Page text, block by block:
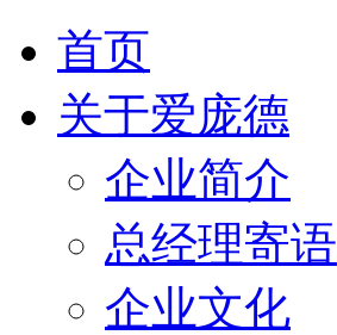
首页
关于爱庞德
企业简介
总经理寄语
企业文化